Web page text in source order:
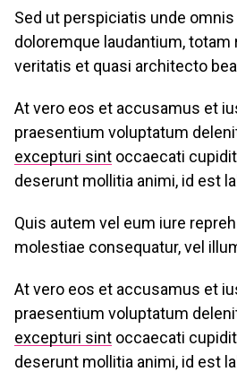
Sed ut perspiciatis unde
doloremque laudantium, totam
veritatis et quasi architecto
At vero eos et accusamus et
praesentium voluptatum
excepturi sint occaecati
deserunt mollitia animi, id est
Quis autem vel eum iure
molestiae consequatur, vel
At vero eos et accusamus et
praesentium voluptatum
excepturi sint occaecati
deserunt mollitia animi, id est